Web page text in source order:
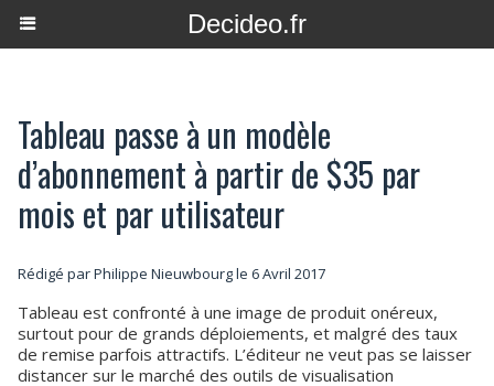
Decideo.fr
Tableau passe à un modèle
d’abonnement à partir de $35 par
mois et par utilisateur
Rédigé parPhilippe Nieuwbourgle 6 Avril 2017
Tableau est confronté à une image de produit onéreux,
surtout pour de grands déploiements, et malgré des taux
de remise parfois attractifs. L’éditeur ne veut pas se laisser
distancer sur le marché des outils de visualisation